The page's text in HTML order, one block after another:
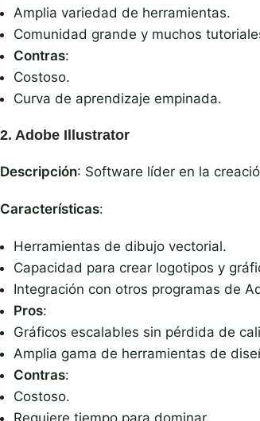
Amplia variedad de herramientas.
Comunidad grande y muchos
Contras:
Costoso.
Curva de aprendizaje empinada.
2. Adobe Illustrator
Descripción: Software líder en la
Características:
Herramientas de dibujo vectorial.
Capacidad para crear logotipos y
Integración con otros programas de
Pros:
Gráficos escalables sin pérdida de
Amplia gama de herramientas de
Contras:
Costoso.
Requiere tiempo para dominar.